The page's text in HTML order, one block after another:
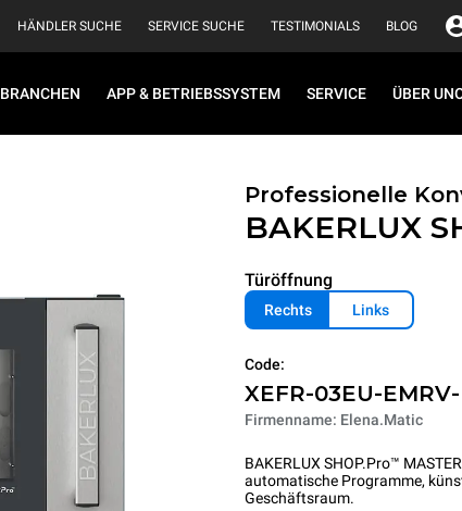
HÄNDLER SUCHE SERVICE SUCHE TESTIMONIALS BLOG
BRANCHEN APP & BETRIEBSSYSTEM SERVICE ÜBER
Professionelle
BAKERLUX
Türöffnung
Rechts Links
Code:
XEFR-03EU-
Firmenname: Elena.Matic
BAKERLUX SHOP.Pro™
automatische Programme,
Geschäftsraum.